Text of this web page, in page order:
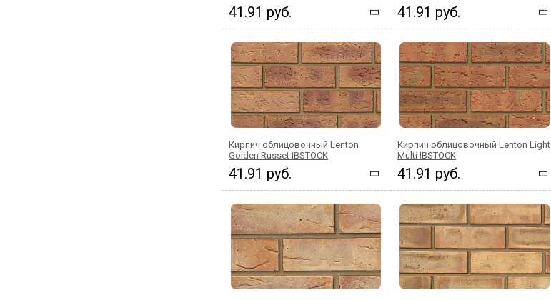
41.91 руб. 41.91 руб.
Кирпич облицовочный Lenton
Golden Russet IBSTOCK
41.91 руб.
Кирпич облицовочный Lenton Light
Multi IBSTOCK
41.91 руб.